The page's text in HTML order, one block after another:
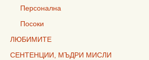
Персонална
Посоки
ЛЮБИМИТЕ
СЕНТЕНЦИИ, МЪДРИ МИСЛИ